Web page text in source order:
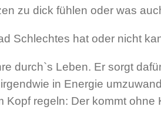
zu dick fühlen oder was
Schlechtes hat oder nicht
durch`s Leben. Er sorgt
in Energie
regeln: Der kommt ohne